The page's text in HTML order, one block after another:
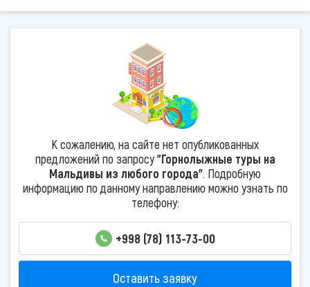
К сожалению, на сайте нет опубликованных
предложений по запросу"Горнолыжные туры на
Мальдивы из любого города". Подробную
информацию по данному направлению можно узнать по
телефону:
+998 (78) 113-73-00
Оставить заявку